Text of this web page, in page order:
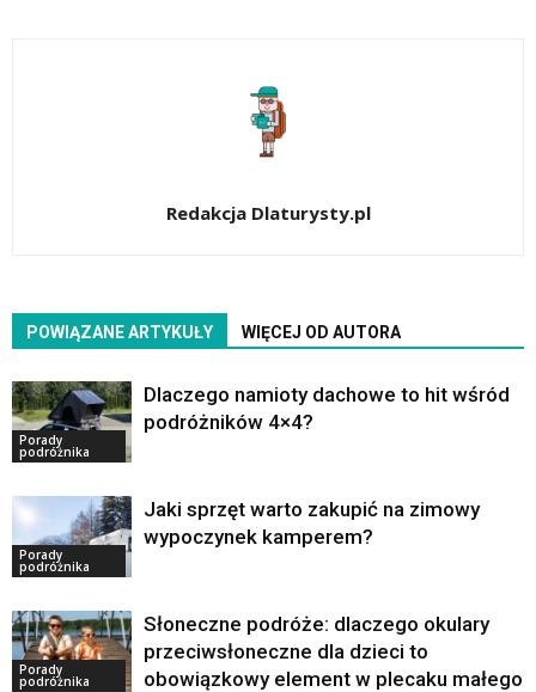
Redakcja Dlaturysty.pl
POWIĄZANE ARTYKUŁY WIĘCEJ OD AUTORA
Porady
podróżnika
Dlaczego namioty dachowe to hit wśród
podróżników 4×4?
Porady
podróżnika
Jaki sprzęt warto zakupić na zimowy
wypoczynek kamperem?
Porady
podróżnika
Słoneczne podróże: dlaczego okulary
przeciwsłoneczne dla dzieci to
obowiązkowy element w plecaku małego